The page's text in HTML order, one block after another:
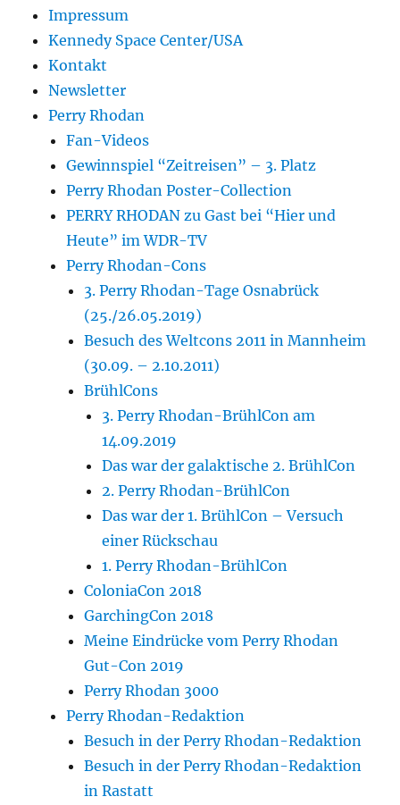
Impressum
Kennedy Space Center/USA
Kontakt
Newsletter
Perry Rhodan
Fan-Videos
Gewinnspiel “Zeitreisen” – 3. Platz
Perry Rhodan Poster-Collection
PERRY RHODAN zu Gast bei “Hier und
Heute” im WDR-TV
Perry Rhodan-Cons
3. Perry Rhodan-Tage Osnabrück
(25./26.05.2019)
Besuch des Weltcons 2011 in Mannheim
(30.09. – 2.10.2011)
BrühlCons
3. Perry Rhodan-BrühlCon am
14.09.2019
Das war der galaktische 2. BrühlCon
2. Perry Rhodan-BrühlCon
Das war der 1. BrühlCon – Versuch
einer Rückschau
1. Perry Rhodan-BrühlCon
ColoniaCon 2018
GarchingCon 2018
Meine Eindrücke vom Perry Rhodan
Gut-Con 2019
Perry Rhodan 3000
Perry Rhodan-Redaktion
Besuch in der Perry Rhodan-Redaktion
Besuch in der Perry Rhodan-Redaktion
in Rastatt